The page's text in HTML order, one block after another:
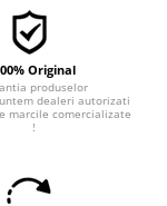
Original
produselor
dealeri autorizati
marcile comercializate
!